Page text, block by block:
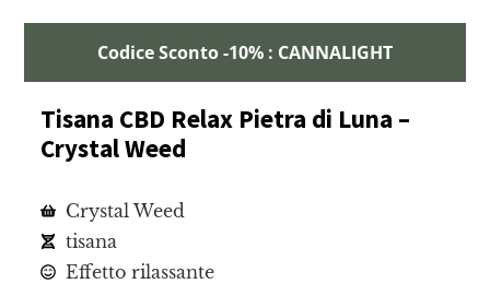
Codice Sconto -10% : CANNALIGHT
Tisana CBD Relax Pietra di Luna –
Crystal Weed
Crystal Weed
tisana
Effetto rilassante